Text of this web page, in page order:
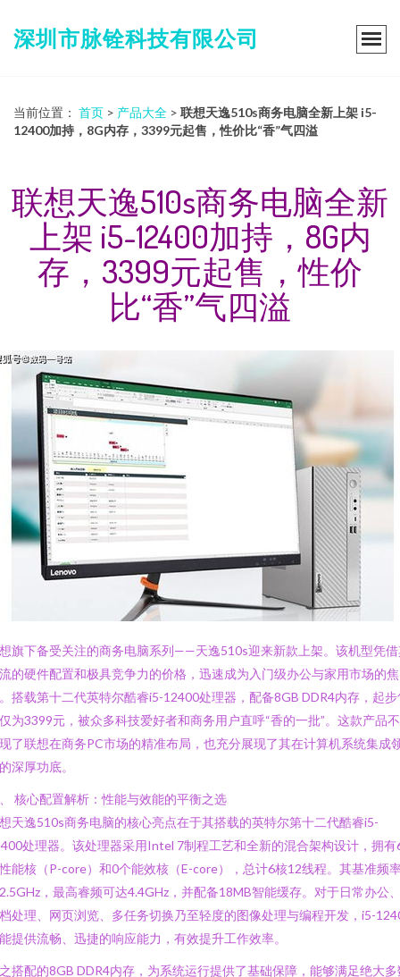
深圳市脉铨科技有限公司
当前位置： 首页 > 产品大全 > 联想天逸510s商务电脑全新上架 i5-
12400加持，8G内存，3399元起售，性价比“香”气四溢
联想天逸510s商务电脑全新
上架 i5-12400加持，8G内
存，3399元起售，性价
比“香”气四溢
旗下备受关注的商务电脑系列——天逸510s迎来新款上架。该机型凭
的硬件配置和极具竞争力的价格，迅速成为入门级办公与家用市场的焦
搭载第十二代英特尔酷睿i5-12400处理器，配备8GB DDR4内存，起步
为3399元，被众多科技爱好者和商务用户直呼“香的一批”。这款产品
了联想在商务PC市场的精准布局，也充分展现了其在计算机系统集成
深厚功底。
核心配置解析：性能与效能的平衡之选
天逸510s商务电脑的核心亮点在于其搭载的英特尔第十二代酷睿i5-
处理器。该处理器采用Intel 7制程工艺和全新的混合架构设计，拥有
能核（P-core）和0个能效核（E-core），总计6核12线程。其基准频
，最高睿频可达4.4GHz，并配备18MB智能缓存。对于日常办公
处理、网页浏览、多任务切换乃至轻度的图像处理与编程开发，i5-
提供流畅、迅捷的响应能力，有效提升工作效率。
搭配的8GB DDR4内存，为系统运行提供了基础保障，能够满足绝大多